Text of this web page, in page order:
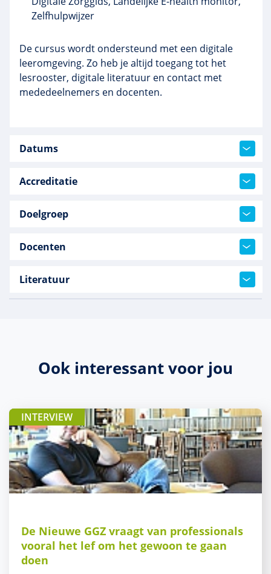
Zelfhulpwijzer
De cursus wordt ondersteund met een digitale
leeromgeving. Zo heb je altijd toegang tot het
lesrooster, digitale literatuur en contact met
mededeelnemers en docenten.
Datums
Accreditatie
Doelgroep
Docenten
Literatuur
Ook interessant voor jou
INTERVIEW
De Nieuwe GGZ vraagt van professionals
vooral het lef om het gewoon te gaan
doen